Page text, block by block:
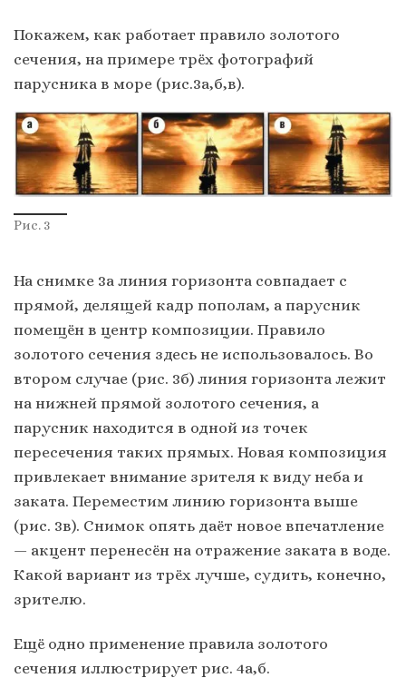
Покажем, как работает правило золотого
сечения, на примере трёх фотографий
парусника в море (рис.3а,б,в).
Рис. 3
На снимке 3а линия горизонта совпадает с
прямой, делящей кадр пополам, а парусник
помещён в центр композиции. Правило
золотого сечения здесь не использовалось. Во
втором случае (рис. 3б) линия горизонта лежит
на нижней прямой золотого сечения, а
парусник находится в одной из точек
пересечения таких прямых. Новая композиция
привлекает внимание зрителя к виду неба и
заката. Переместим линию горизонта выше
(рис. 3в). Снимок опять даёт новое впечатление
— акцент перенесён на отражение заката в воде.
Какой вариант из трёх лучше, судить, конечно,
зрителю.
Ещё одно применение правила золотого
сечения иллюстрирует рис. 4а,б.